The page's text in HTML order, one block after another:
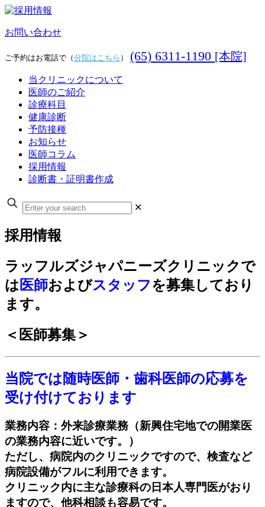
お問い合わせ
ご予約はお電話で（分院はこちら ） (65) 6311-1190 [本院]
当クリニックについて
医師のご紹介
診療科目
健康診断
予防接種
お知らせ
医師コラム
採用情報
診断書・証明書作成
✕
採用情報
ラッフルズジャパニーズクリニックで
は 医師およびスタッフを募集しており
ます。
＜医師募集＞
当院では随時医師・歯科医師の応募を
受け付けております
業務内容：外来診療業務（新興住宅地での開業医
の業務内容に近いです。）
ただし、病院内のクリニックですので、検査など
病院設備がフルに利用できます。
クリニック内に主な診療科の日本人専門医がおり
ますので、他科相談も容易です。